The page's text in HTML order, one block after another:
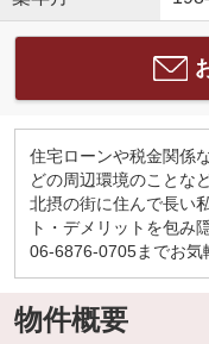
住宅ローンや税金関係
どの周辺環境のことなど
北摂の街に住んで長い
ト・デメリットを包み
06-6876-0705までお気
物件概要